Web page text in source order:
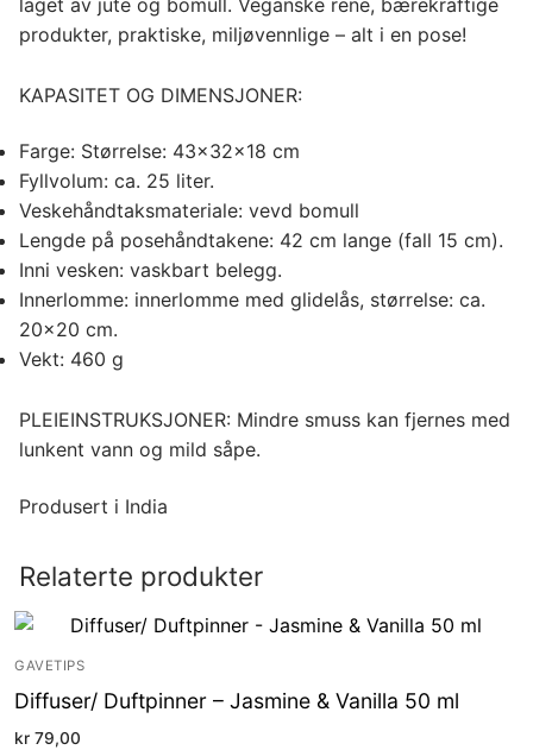
produkter, praktiske, miljøvennlige – alt i en pose!
KAPASITET OG DIMENSJONER:
Farge: Størrelse: 43x32x18 cm
Fyllvolum: ca. 25 liter.
Veskehåndtaksmateriale: vevd bomull
Lengde på posehåndtakene: 42 cm lange (fall 15 cm).
Inni vesken: vaskbart belegg.
Innerlomme: innerlomme med glidelås, størrelse: ca.
20×20 cm.
Vekt: 460 g
PLEIEINSTRUKSJONER: Mindre smuss kan fjernes med
lunkent vann og mild såpe.
Produsert i India
Relaterte produkter
GAVETIPS
Diffuser/ Duftpinner – Jasmine & Vanilla 50 ml
kr 79,00